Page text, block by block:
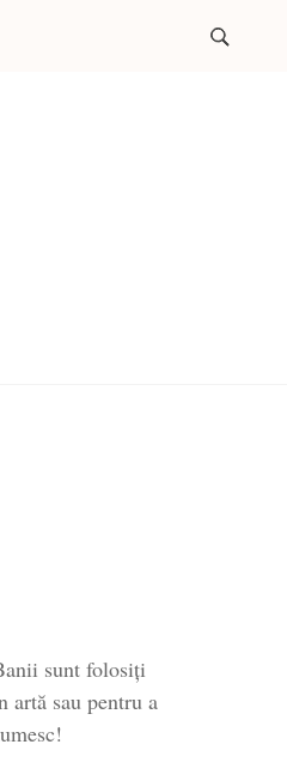
sunt folosiți
artă sau pentru a